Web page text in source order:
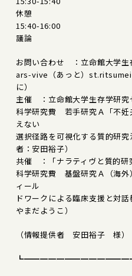
休憩
15:40-16:00
議論
お問い合わせ ：立命館大学生
ars-vive（あっと）
に）
主催 ：立命館大学生存学研究
科学研究費 若手研究Ａ「不妊
えない
選択径路を可視化する質的研
者：安田裕子）
共催 ：「ナラティヴと質的研
科学研究費 基盤研究Ａ（海外
ィール
ドワークによる臨床支援と対
やまだようこ）
（情報提供者 安田裕子 様）